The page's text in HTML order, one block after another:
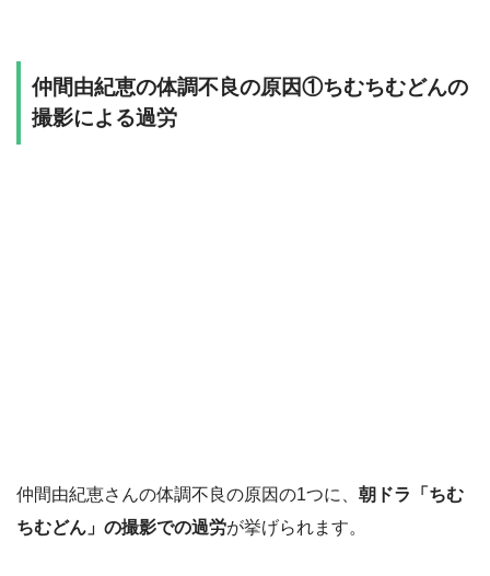
仲間由紀恵の体調不良の原因①ちむちむどんの
撮影による過労
仲間由紀恵さんの体調不良の原因の1つに、 朝ドラ「ちむ
ちむどん」の撮影での過労が挙げられます。